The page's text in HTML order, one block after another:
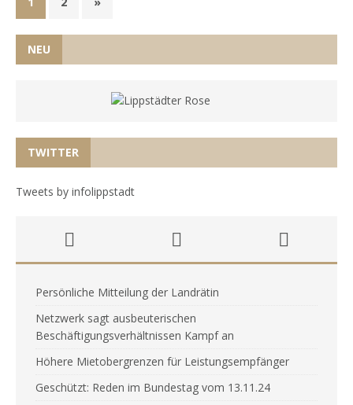
NEU
TWITTER
Tweets by infolippstadt
Persönliche Mitteilung der Landrätin
Netzwerk sagt ausbeuterischen
Beschäftigungsverhältnissen Kampf an
Höhere Mietobergrenzen für Leistungsempfänger
Geschützt: Reden im Bundestag vom 13.11.24